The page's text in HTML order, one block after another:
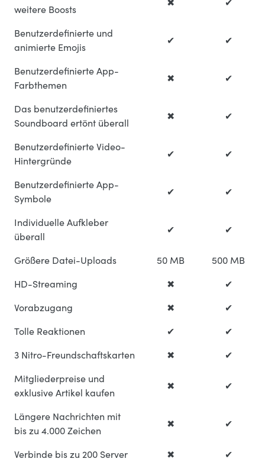
weitere Boosts
Benutzerdefinierte und
animierte Emojis
✔ ✔
Benutzerdefinierte App-
Farbthemen
✖ ✔
Das benutzerdefiniertes
Soundboard ertönt überall
✖ ✔
Benutzerdefinierte Video-
Hintergründe
✔ ✔
Benutzerdefinierte App-
Symbole
✔ ✔
Individuelle Aufkleber
überall
✔ ✔
Größere Datei-Uploads 50 MB
500 MB
HD-Streaming
✖
✔
Vorabzugang
✖
✔
Tolle Reaktionen
✔
✔
3 Nitro-Freundschaftskarten
✖
✔
Mitgliederpreise und
exklusive Artikel kaufen
✖ ✔
Längere Nachrichten mit
bis zu 4.000 Zeichen
✖ ✔
Verbinde bis zu 200 Server ✖ ✔